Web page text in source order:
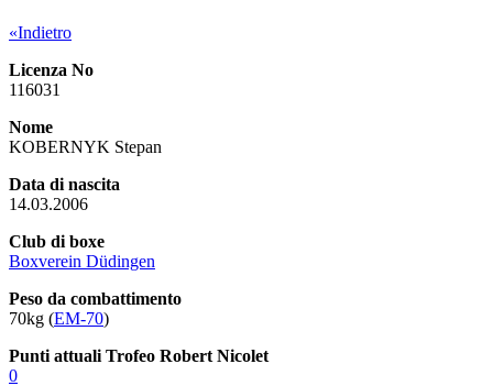
«Indietro
Licenza No
116031
Nome
KOBERNYK Stepan
Data di nascita
14.03.2006
Club di boxe
Boxverein Düdingen
Peso da combattimento
70kg (EM-70)
Punti attuali Trofeo Robert Nicolet
0